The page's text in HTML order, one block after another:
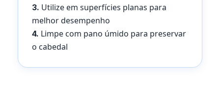
3. Utilize em superfícies planas para
melhor desempenho
4. Limpe com pano úmido para preservar
o cabedal